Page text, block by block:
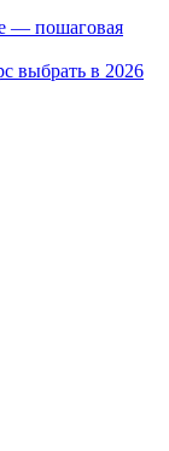
— пошаговая
выбрать в 2026